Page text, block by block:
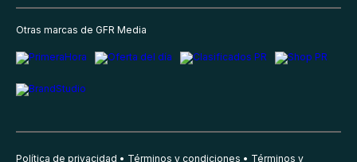
Otras marcas de GFR Media
Política de privacidad Términos y condiciones Términos y